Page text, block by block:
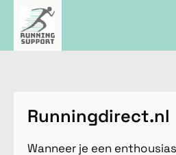
Runningdirect.nl
Wanneer je een